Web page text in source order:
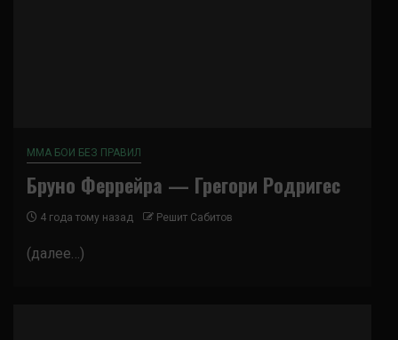
ММА БОИ БЕЗ ПРАВИЛ
Бруно Феррейра — Грегори Родригес
4 года тому назад Решит Сабитов
(далее…)